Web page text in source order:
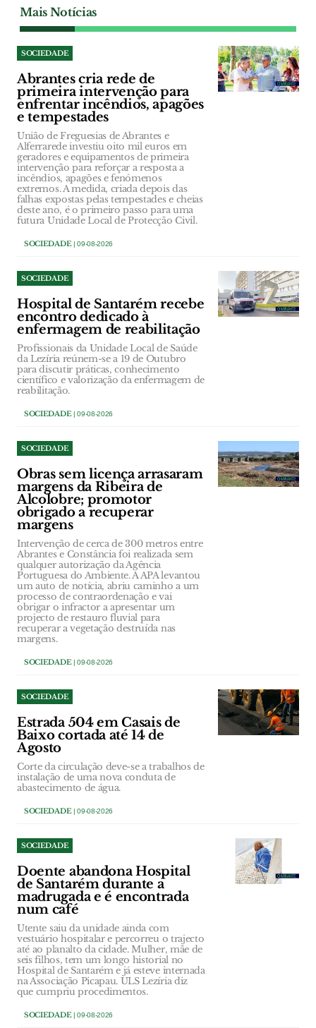
Mais Notícias
SOCIEDADE
Abrantes cria rede de
primeira intervenção para
enfrentar incêndios, apagões
e tempestades
União de Freguesias de Abrantes e
Alferrarede investiu oito mil euros em
geradores e equipamentos de primeira
intervenção para reforçar a resposta a
incêndios, apagões e fenómenos
extremos. A medida, criada depois das
falhas expostas pelas tempestades e cheias
deste ano, é o primeiro passo para uma
futura Unidade Local de Protecção Civil.
SOCIEDADE| 09-08-2026
SOCIEDADE
Hospital de Santarém recebe
encontro dedicado à
enfermagem de reabilitação
Profissionais da Unidade Local de Saúde
da Lezíria reúnem-se a 19 de Outubro
para discutir práticas, conhecimento
científico e valorização da enfermagem de
reabilitação.
SOCIEDADE| 09-08-2026
SOCIEDADE
Obras sem licença arrasaram
margens da Ribeira de
Alcolobre; promotor
obrigado a recuperar
margens
Intervenção de cerca de 300 metros entre
Abrantes e Constância foi realizada sem
qualquer autorização da Agência
Portuguesa do Ambiente. A APA levantou
um auto de notícia, abriu caminho a um
processo de contraordenação e vai
obrigar o infractor a apresentar um
projecto de restauro fluvial para
recuperar a vegetação destruída nas
margens.
SOCIEDADE| 09-08-2026
SOCIEDADE
Estrada 504 em Casais de
Baixo cortada até 14 de
Agosto
Corte da circulação deve-se a trabalhos de
instalação de uma nova conduta de
abastecimento de água.
SOCIEDADE| 09-08-2026
SOCIEDADE
Doente abandona Hospital
de Santarém durante a
madrugada e é encontrada
num café
Utente saiu da unidade ainda com
vestuário hospitalar e percorreu o trajecto
até ao planalto da cidade. Mulher, mãe de
seis filhos, tem um longo historial no
Hospital de Santarém e já esteve internada
na Associação Picapau. ULS Lezíria diz
que cumpriu procedimentos.
SOCIEDADE| 09-08-2026